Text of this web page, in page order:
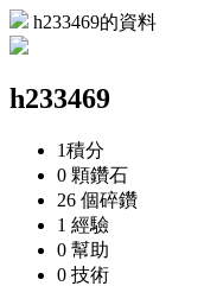
h233469的資料
h233469
1積分
0 顆鑽石
26 個碎鑽
1 經驗
0 幫助
0 技術